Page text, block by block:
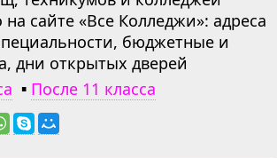
сайте «Все Колледжи»: адреса
бюджетные и
дни открытых дверей
▪ После 11 класса